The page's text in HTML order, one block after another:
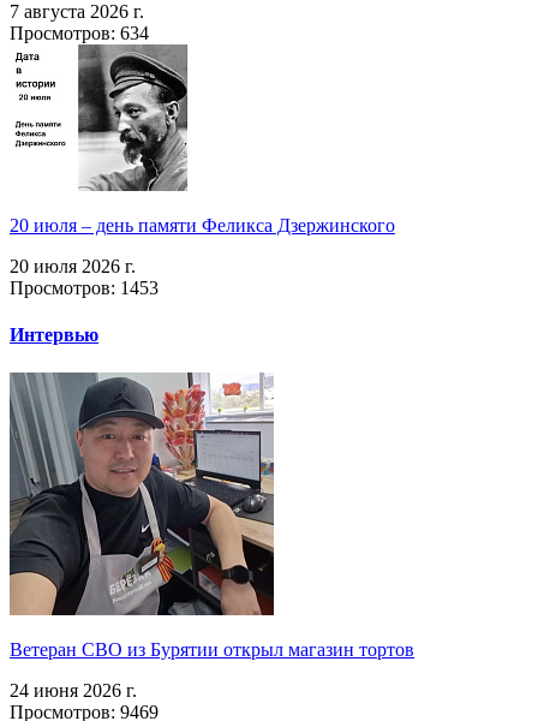
7 августа 2026 г.
Просмотров: 634
20 июля – день памяти Феликса Дзержинского
20 июля 2026 г.
Просмотров: 1453
Интервью
Ветеран СВО из Бурятии открыл магазин тортов
24 июня 2026 г.
Просмотров: 9469